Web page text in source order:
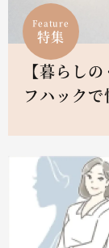
Feature
特集
【暮らし
フハック